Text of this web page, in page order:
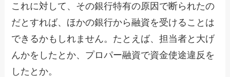
これに対して、その銀行特有の原因で断られたの
だとすれば、ほかの銀行から融資を受けることは
できるかもしれません。たとえば、担当者と大げ
んかをしたとか、プロパー融資で資金使途違反を
したとか。